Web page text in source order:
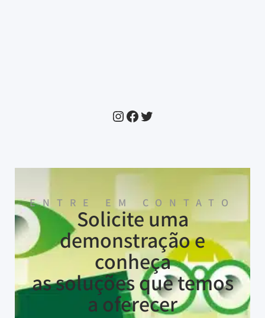
ENTRE EM CONTATO
Solicite uma
demonstração e
conheça
as soluções que temos
a oferecer